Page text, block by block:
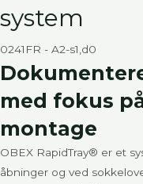
system
0241FR - A2-s1,d0
med fokus
montage
OBEX RapidTray® er et
åbninger og ved